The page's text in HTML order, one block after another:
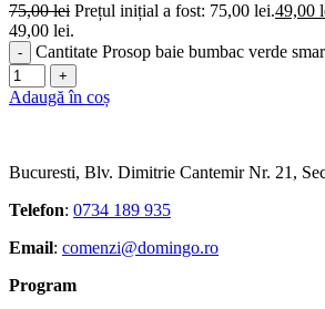
75,00lei Prețul inițial a fost: 75,00 lei.49,00
49,00 lei.
Cantitate Prosop baie bumbac verde
Adaugă în coș
Bucuresti, Blv. Dimitrie Cantemir Nr. 21,
Telefon: 0734 189 935
Email: comenzi@domingo.ro
Program